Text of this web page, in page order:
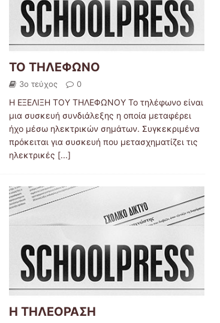
ΤΟ ΤΗΛΕΦΩΝΟ
3ο τεύχος 0
Η ΕΞΕΛΙΞΗ ΤΟΥ ΤΗΛΕΦΩΝΟΥ Το τηλέφωνο είναι
μια συσκευή συνδιάλεξης η οποία μεταφέρει
ήχο μέσω ηλεκτρικών σημάτων. Συγκεκριμένα
πρόκειται για συσκευή που μετασχηματίζει τις
ηλεκτρικές [...]
Η ΤΗΛΕΟΡΑΣΗ